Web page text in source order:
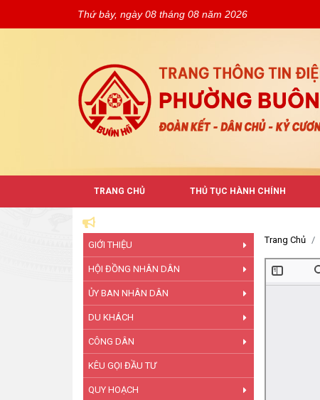
Thứ bảy, ngày 08 tháng 08 năm 2026
TRANG CHỦ THỦ TỤC HÀNH CHÍNH
GIỚI THIỆU
HỘI ĐỒNG NHÂN DÂN
ỦY BAN NHÂN DÂN
DU KHÁCH
CÔNG DÂN
KÊU GỌI ĐẦU TƯ
QUY HOẠCH
Trang Chủ